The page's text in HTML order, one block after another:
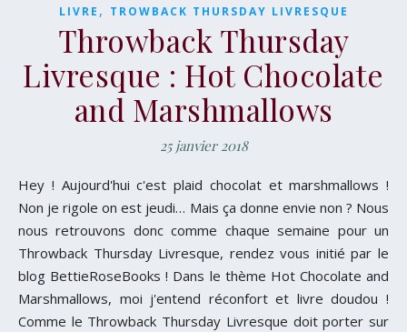
LIVRE , TROWBACK THURSDAY LIVRESQUE
Throwback Thursday
Livresque : Hot Chocolate
and Marshmallows
25 janvier 2018
Hey ! Aujourd'hui c'est plaid chocolat et marshmallows !
Non je rigole on est jeudi… Mais ça donne envie non ? Nous
nous retrouvons donc comme chaque semaine pour un
Throwback Thursday Livresque, rendez vous initié par le
blog BettieRoseBooks ! Dans le thème Hot Chocolate and
Marshmallows, moi j'entend réconfort et livre doudou !
Comme le Throwback Thursday Livresque doit porter sur